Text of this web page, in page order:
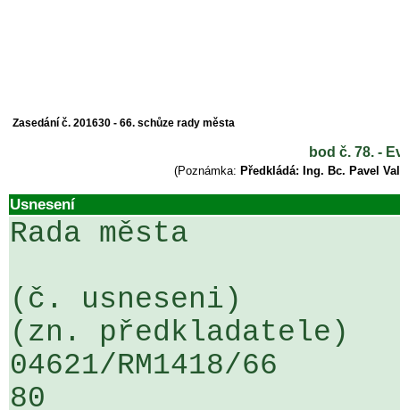
Zasedání č. 201630 - 66. schůze rady města
bod č. 78. -
(Poznámka: Předkládá: Ing. Bc. Pavel
Usnesení
Rada města
(č. usneseni)
(zn. předkladatele)
04621/RM1418/
80